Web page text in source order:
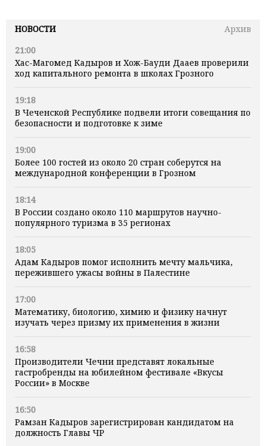
НОВОСТИ
Архив
21:00
Хас-Магомед Кадыров и Хож-Бауди Дааев проверили
ход капитального ремонта в школах Грозного
19:18
В Чеченской Республике подвели итоги совещания по
безопасности и подготовке к зиме
19:00
Более 100 гостей из около 20 стран соберутся на
международной конференции в Грозном
18:14
В России создано около 110 маршрутов научно-
популярного туризма в 35 регионах
18:05
Адам Кадыров помог исполнить мечту мальчика,
пережившего ужасы войны в Палестине
17:00
Математику, биологию, химию и физику начнут
изучать через призму их применения в жизни
16:58
Производители Чечни представят локальные
гастробренды на юбилейном фестивале «Вкусы
России» в Москве
16:50
Рамзан Кадыров зарегистрирован кандидатом на
должность Главы ЧР